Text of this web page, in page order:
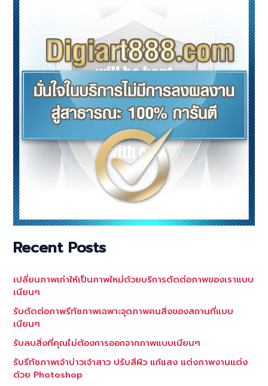
Recent Posts
เปลี่ยนภาพเก่าให้เป็นภาพใหม่ด้วยบริการตัดต่อภาพของเราแบบ
เนียนๆ
รับตัดต่อภาพรีทัชภาพเฉพาะจุดภาพคนสิ่งของสถานที่แบบ
เนียนๆ
รับลบสิ่งที่คุณไม่ต้องการออกจากภาพแบบเนียนๆ
รับรีทัชภาพเจ้าบ่าวเจ้าสาว ปรับสีผิว แก้แสง แต่งภาพงานแต่ง
ด้วย Photoshop